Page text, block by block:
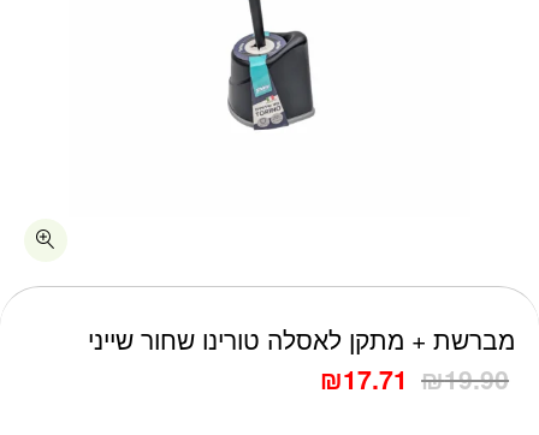
מברשת + מתקן לאסלה טורינו שחור שייני
₪19.90
₪17.71
כמות מברשת + מתקן לאסלה טורינו שחור שייני